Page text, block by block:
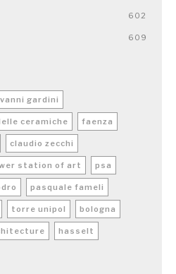
602
609
gardini
ceramiche faenza
claudio zecchi
station of art psa
pasquale fameli
torre unipol bologna
hasselt